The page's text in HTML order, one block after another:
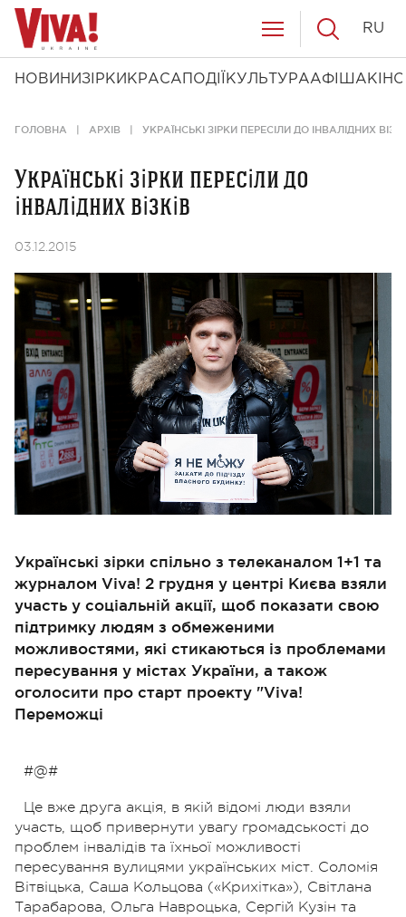
НОВИНИ ЗІРКИ КРАСА ПОДІЇ КУЛЬТУРААФІША КІНО
RU
ГОЛОВНА АРХІВ УКРАЇНСЬКІ ЗІРКИ ПЕРЕСІЛИ ДО ІНВАЛІДНИХ
Українські зірки пересіли до
інвалідних візків
03.12.2015
Українські зірки спільно з телеканалом 1+1 та
журналом Viva! 2 грудня у центрі Києва взяли
участь у соціальній акції, щоб показати свою
підтримку людям з обмеженими
можливостями, які стикаються із проблемами
пересування у містах України, а також
оголосити про старт проекту "Viva!
Переможці
#@#
Це вже друга акція, в якій відомі люди взяли
участь, щоб привернути увагу громадськості до
проблем інвалідів та їхньої можливості
пересування вулицями українських міст. Соломія
Вітвіцька, Саша Кольцова («Крихітка»), Світлана
Тарабарова, Ольга Навроцька, Сергій Кузін та